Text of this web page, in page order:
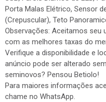
Porta Malas Elétrico, Sensor
(Crepuscular), Teto
Observações: Aceitamos seu
com as melhores taxas do
Verifique a disponibilidade e
anúncio pode ser alterado
seminovos? Pensou Betiolo!
Para maiores informações
chame no WhatsApp.